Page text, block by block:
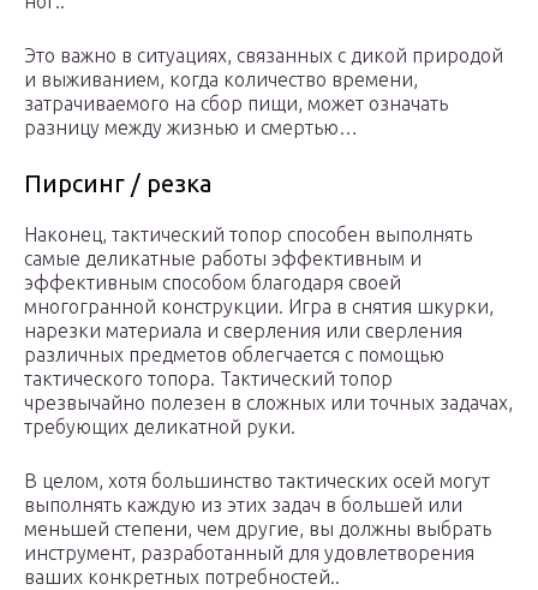
Это важно в ситуациях, связанных с дикой природой
и выживанием, когда количество времени,
затрачиваемого на сбор пищи, может означать
разницу между жизнью и смертью…
Пирсинг / резка
Наконец, тактический топор способен выполнять
самые деликатные работы эффективным и
эффективным способом благодаря своей
многогранной конструкции. Игра в снятия шкурки,
нарезки материала и сверления или сверления
различных предметов облегчается с помощью
тактического топора. Тактический топор
чрезвычайно полезен в сложных или точных задачах,
требующих деликатной руки.
В целом, хотя большинство тактических осей могут
выполнять каждую из этих задач в большей или
меньшей степени, чем другие, вы должны выбрать
инструмент, разработанный для удовлетворения
ваших конкретных потребностей..